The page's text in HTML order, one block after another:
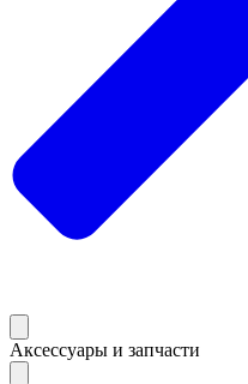
Аксессуары и запчасти